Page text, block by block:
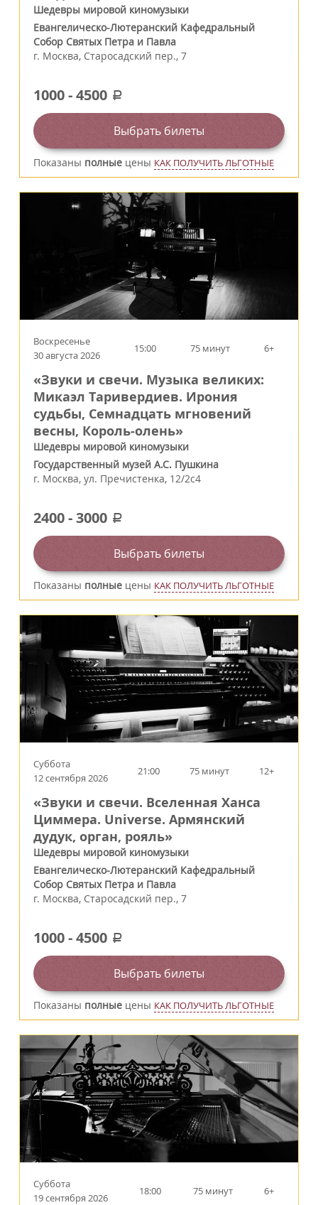
Шедевры мировой киномузыки
Евангелическо-Лютеранский Кафедральный
Собор Святых Петра и Павла
г. Москва, Старосадский пер., 7
1000-4500 a
Выбрать билеты
Показаны полные цены КАК ПОЛУЧИТЬ ЛЬГОТНЫЕ
Воскресенье
30 августа 2026
15:00 75 минут 6+
«Звуки и свечи. Музыка великих:
Микаэл Таривердиев. Ирония
судьбы, Семнадцать мгновений
весны, Король‑олень»
Шедевры мировой киномузыки
Государственный музей А.С. Пушкина
г. Москва, ул. Пречистенка, 12/2c4
2400-3000 a
Выбрать билеты
Показаны полные цены КАК ПОЛУЧИТЬ ЛЬГОТНЫЕ
Суббота
12 сентября 2026
21:00 75 минут 12+
«Звуки и свечи. Вселенная Ханса
Циммера. Universe. Армянский
дудук, орган, рояль»
Шедевры мировой киномузыки
Евангелическо-Лютеранский Кафедральный
Собор Святых Петра и Павла
г. Москва, Старосадский пер., 7
1000-4500 a
Выбрать билеты
Показаны полные цены КАК ПОЛУЧИТЬ ЛЬГОТНЫЕ
Суббота
19 сентября 2026
18:00 75 минут 6+